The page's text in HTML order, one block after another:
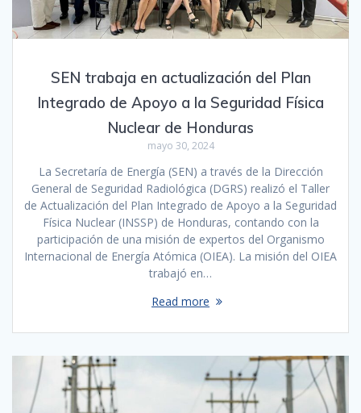
SEN trabaja en actualización del Plan
Integrado de Apoyo a la Seguridad Física
Nuclear de Honduras
mayo 30, 2024
La Secretaría de Energía (SEN) a través de la Dirección
General de Seguridad Radiológica (DGRS) realizó el Taller
de Actualización del Plan Integrado de Apoyo a la Seguridad
Física Nuclear (INSSP) de Honduras, contando con la
participación de una misión de expertos del Organismo
Internacional de Energía Atómica (OIEA). La misión del OIEA
trabajó en…
Read more